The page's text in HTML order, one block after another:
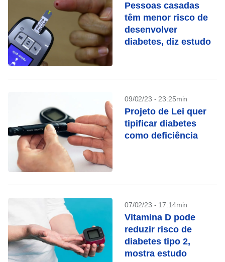
Pessoas casadas
têm menor risco de
desenvolver
diabetes, diz estudo
09/02/23 - 23:25min
Projeto de Lei quer
tipificar diabetes
como deficiência
07/02/23 - 17:14min
Vitamina D pode
reduzir risco de
diabetes tipo 2,
mostra estudo